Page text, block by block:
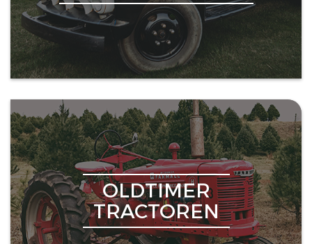
OLDTIMER
TRACTOREN